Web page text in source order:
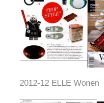
2012-12 ELLE Wonen